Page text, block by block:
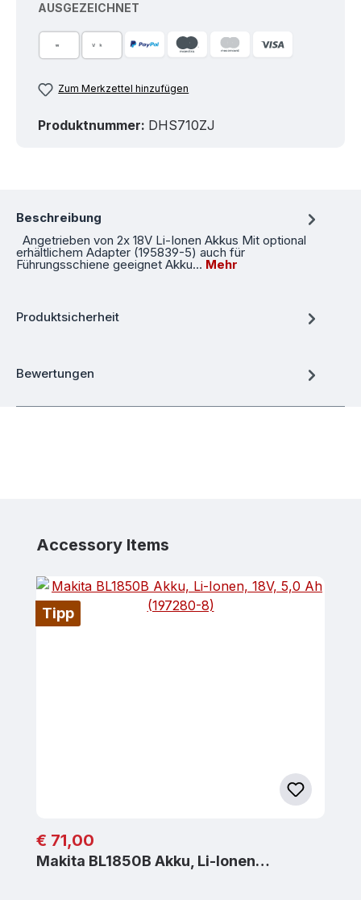
AUSGEZEICHNET
Zum Merkzettel hinzufügen
Produktnummer: DHS710ZJ
Beschreibung
Angetrieben von 2x 18V Li-Ionen Akkus Mit optional
erhältlichem Adapter (195839-5) auch für
Führungsschiene geeignet Akku… Mehr
Produktsicherheit
Bewertungen
Produktgalerie überspringen
Accessory Items
Tipp
Regulärer Preis:
€ 71,00
Makita BL1850B Akku, Li-Ionen…